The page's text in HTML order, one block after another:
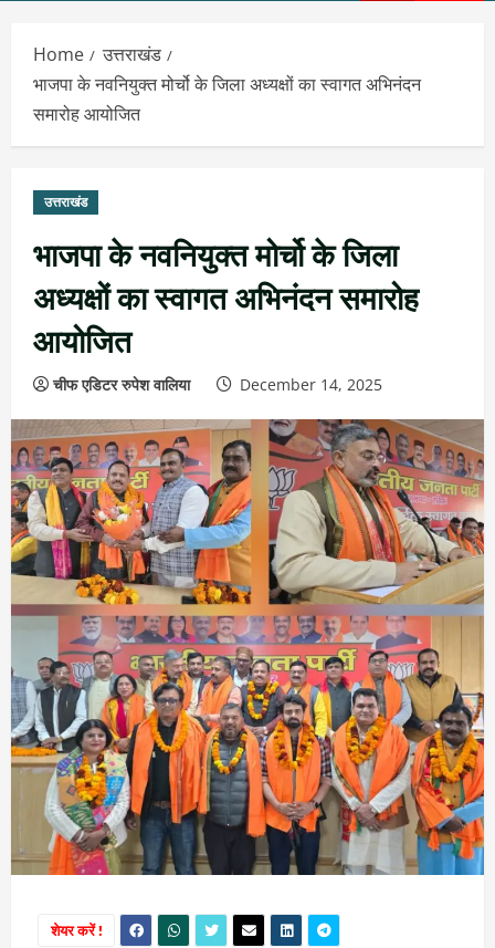
Home
उत्तराखंड
भाजपा के नवनियुक्त मोर्चो के जिला अध्यक्षों का स्वागत अभिनंदन
समारोह आयोजित
उत्तराखंड
भाजपा के नवनियुक्त मोर्चो के जिला
अध्यक्षों का स्वागत अभिनंदन समारोह
आयोजित
चीफ एडिटर रुपेश वालिया December 14, 2025
शेयर करें !